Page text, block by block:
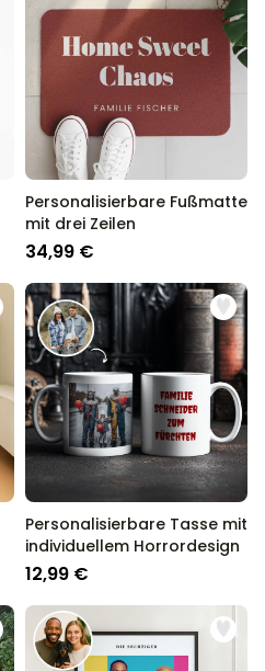
Personalisierbare Fußmatte
mit drei Zeilen
34,99 €
Personalisierbare Tasse mit
individuellem Horrordesign
12,99 €